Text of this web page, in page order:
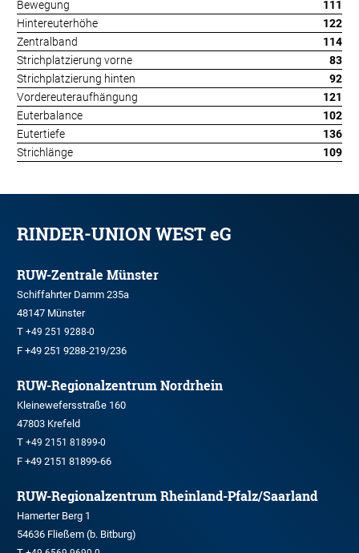
Bewegung
111
Hintereuterhöhe
122
Zentralband
114
Strichplatzierung vorne
83
Strichplatzierung hinten
92
Vordereuteraufhängung
121
Euterbalance
102
Eutertiefe
136
Strichlänge
109
RINDER-UNION WEST eG
RUW-Zentrale Münster
Schiffahrter Damm 235a
48147 Münster
T +49 251 9288-0
F +49 251 9288-219/236
RUW-Regionalzentrum Nordrhein
Kleinewefersstraße 160
47803 Krefeld
T +49 2151 81899-0
F +49 2151 81899-66
RUW-Regionalzentrum Rheinland-Pfalz/Saarland
Hamerter Berg 1
54636 Fließem (b. Bitburg)